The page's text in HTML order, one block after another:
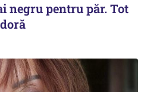
negru pentru păr. Tot